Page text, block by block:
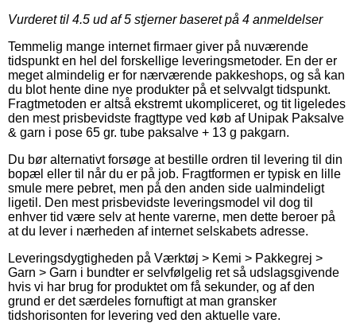
Vurderet til 4.5 ud af 5 stjerner baseret på 4 anmeldelser
Temmelig mange internet firmaer giver på nuværende
tidspunkt en hel del forskellige leveringsmetoder. En der er
meget almindelig er for nærværende pakkeshops, og så kan
du blot hente dine nye produkter på et selvvalgt tidspunkt.
Fragtmetoden er altså ekstremt ukompliceret, og tit ligeledes
den mest prisbevidste fragttype ved køb af Unipak Paksalve
& garn i pose 65 gr. tube paksalve + 13 g pakgarn.
Du bør alternativt forsøge at bestille ordren til levering til din
bopæl eller til når du er på job. Fragtformen er typisk en lille
smule mere pebret, men på den anden side ualmindeligt
ligetil. Den mest prisbevidste leveringsmodel vil dog til
enhver tid være selv at hente varerne, men dette beroer på
at du lever i nærheden af internet selskabets adresse.
Leveringsdygtigheden på Værktøj > Kemi > Pakkegrej >
Garn > Garn i bundter er selvfølgelig ret så udslagsgivende
hvis vi har brug for produktet om få sekunder, og af den
grund er det særdeles fornuftigt at man gransker
tidshorisonten for levering ved den aktuelle vare.